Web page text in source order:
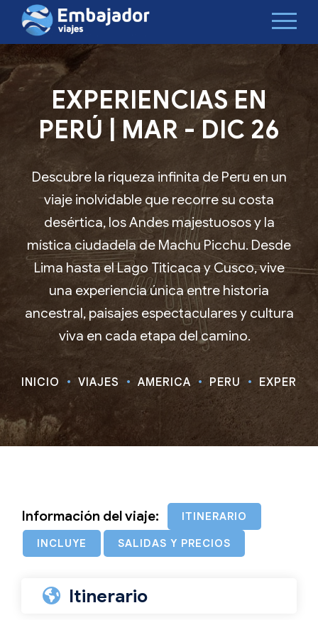
EXPERIENCIAS EN
PERÚ | MAR - DIC 26
Descubre la riqueza infinita de Peru en un
viaje inolvidable que recorre su costa
desértica, los Andes majestuosos y la
mística ciudadela de Machu Picchu. Desde
Lima hasta el Lago Titicaca y Cusco, vive
una experiencia única entre historia
ancestral, paisajes espectaculares y cultura
viva en cada etapa del camino.
INICIO VIAJES AMÉRICA PERU
Información del viaje: ITINERARIO
INCLUYE SALIDAS Y PRECIOS
Itinerario